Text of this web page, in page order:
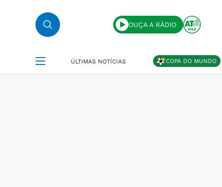
OUÇA A RÁDIO
ÚLTIMAS NOTÍCIAS COPA DO MUNDO